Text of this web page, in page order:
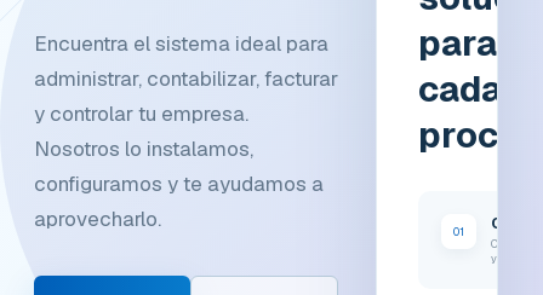
Encuentra el sistema ideal para
administrar, contabilizar, facturar
y controlar tu empresa.
Nosotros lo instalamos,
configuramos y te ayudamos a
aprovecharlo.
para
cada
01
y control